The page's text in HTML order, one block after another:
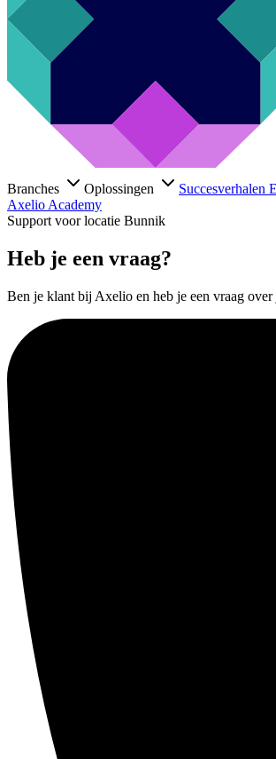
Branches Oplossingen Succesverhalen
Axelio Academy
Support voor locatie Bunnik
Heb je een vraag?
Ben je klant bij Axelio en heb je een vraag